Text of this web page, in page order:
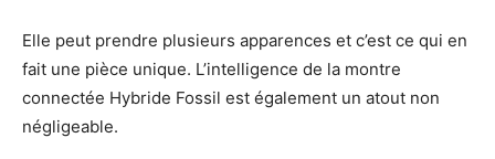
Elle peut prendre plusieurs apparences et c’est ce qui en
fait une pièce unique. L’intelligence de la montre
connectée Hybride Fossil est également un atout non
négligeable.